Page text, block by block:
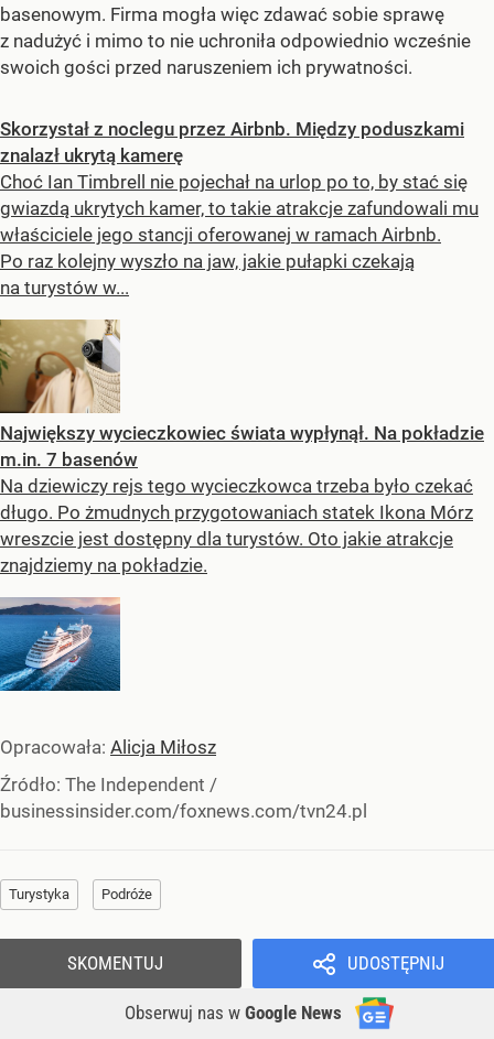
basenowym. Firma mogła więc zdawać sobie sprawę
z nadużyć i mimo to nie uchroniła odpowiednio wcześnie
swoich gości przed naruszeniem ich prywatności.
Skorzystał z noclegu przez Airbnb. Między poduszkami
znalazł ukrytą kamerę
Choć Ian Timbrell nie pojechał na urlop po to, by stać się
gwiazdą ukrytych kamer, to takie atrakcje zafundowali mu
właściciele jego stancji oferowanej w ramach Airbnb.
Po raz kolejny wyszło na jaw, jakie pułapki czekają
na turystów w...
Największy wycieczkowiec świata wypłynął. Na pokładzie
m.in. 7 basenów
Na dziewiczy rejs tego wycieczkowca trzeba było czekać
długo. Po żmudnych przygotowaniach statek Ikona Mórz
wreszcie jest dostępny dla turystów. Oto jakie atrakcje
znajdziemy na pokładzie.
Opracowała: Alicja Miłosz
Źródło: The Independent /
businessinsider.com/foxnews.com/tvn24.pl
Turystyka Podróże
UDOSTĘPNIJ
Obserwuj nas w Google News
SKOMENTUJ